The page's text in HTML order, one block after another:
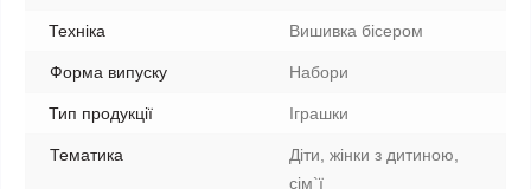
Техніка Вишивка бісером
Форма випуску Набори
Тип продукції Іграшки
Тематика
Діти, жінки з дитиною,
сім`ї